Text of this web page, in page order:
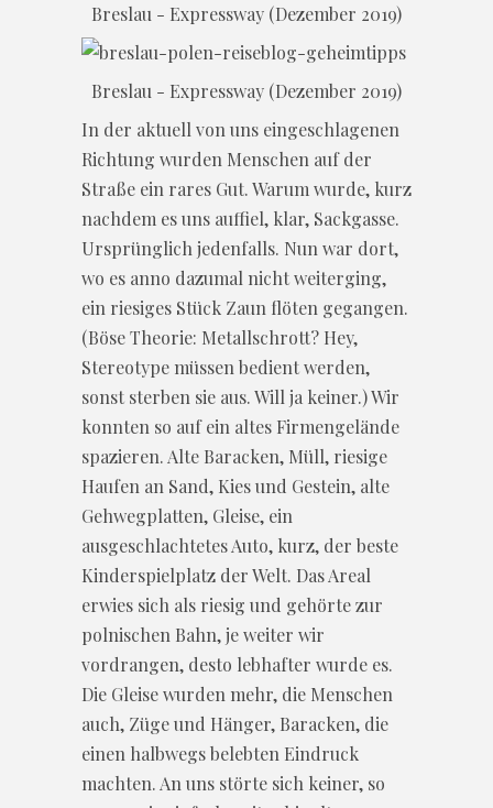
Breslau - Expressway (Dezember 2019)
Breslau - Expressway (Dezember 2019)
In der aktuell von uns eingeschlagenen
Richtung wurden Menschen auf der
Straße ein rares Gut. Warum wurde, kurz
nachdem es uns auffiel, klar, Sackgasse.
Ursprünglich jedenfalls. Nun war dort,
wo es anno dazumal nicht weiterging,
ein riesiges Stück Zaun flöten gegangen.
(Böse Theorie: Metallschrott? Hey,
Stereotype müssen bedient werden,
sonst sterben sie aus. Will ja keiner.) Wir
konnten so auf ein altes Firmengelände
spazieren. Alte Baracken, Müll, riesige
Haufen an Sand, Kies und Gestein, alte
Gehwegplatten, Gleise, ein
ausgeschlachtetes Auto, kurz, der beste
Kinderspielplatz der Welt. Das Areal
erwies sich als riesig und gehörte zur
polnischen Bahn, je weiter wir
vordrangen, desto lebhafter wurde es.
Die Gleise wurden mehr, die Menschen
auch, Züge und Hänger, Baracken, die
einen halbwegs belebten Eindruck
machten. An uns störte sich keiner, so